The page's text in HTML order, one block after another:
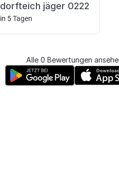
dorfteich jäger 0222
in 5 Tagen
Alle 0 Bewertungen